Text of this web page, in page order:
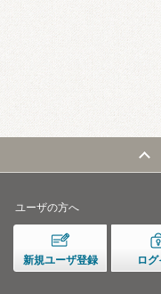
ユーザの方へ
新規ユーザ登録 ロ